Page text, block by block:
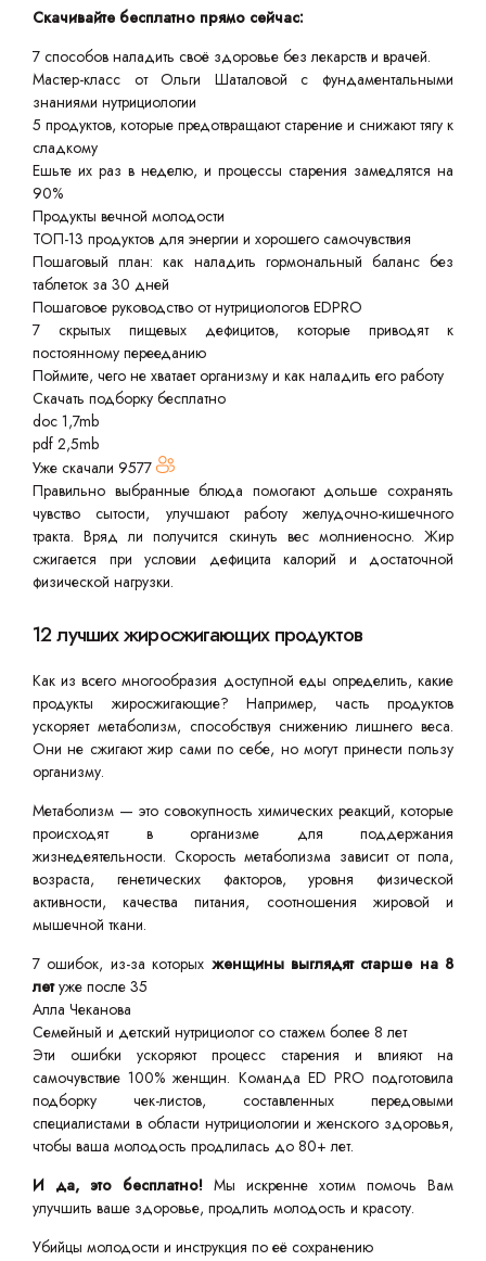
Скачивайте бесплатно прямо сейчас:
7 способов наладить своё здоровье без лекарств и врачей.
Мастер-класс от Ольги Шаталовой с фундаментальными
знаниями нутрициологии
5 продуктов, которые предотвращают старение и снижают тягу к
сладкому
Ешьте их раз в неделю, и процессы старения замедлятся на
90%
Продукты вечной молодости
ТОП-13 продуктов для энергии и хорошего самочувствия
Пошаговый план: как наладить гормональный баланс без
таблеток за 30 дней
Пошаговое руководство от нутрициологов EDPRO
7 скрытых пищевых дефицитов, которые приводят к
постоянному перееданию
Поймите, чего не хватает организму и как наладить его работу
Скачать подборку бесплатно
doc 1,7mb
pdf 2,5mb
Уже скачали 9577
Правильно выбранные блюда помогают дольше сохранять
чувство сытости, улучшают работу желудочно-кишечного
тракта. Вряд ли получится скинуть вес молниеносно. Жир
сжигается при условии дефицита калорий и достаточной
физической нагрузки.
12 лучших жиросжигающих продуктов
Как из всего многообразия доступной еды определить, какие
продукты жиросжигающие? Например, часть продуктов
ускоряет метаболизм, способствуя снижению лишнего веса.
Они не сжигают жир сами по себе, но могут принести пользу
организму.
Метаболизм — это совокупность химических реакций, которые
происходят в организме для поддержания
жизнедеятельности. Скорость метаболизма зависит от пола,
возраста, генетических факторов, уровня физической
активности, качества питания, соотношения жировой и
мышечной ткани.
7 ошибок, из-за которых женщины выглядят старше на 8
летуже после 35
Алла Чеканова
Семейный и детский нутрициолог со стажем более 8 лет
Эти ошибки ускоряют процесс старения и влияют на
самочувствие 100% женщин. Команда ED PRO подготовила
подборку чек-листов, составленных передовыми
специалистами в области нутрициологии и женского здоровья,
чтобы ваша молодость продлилась до 80+ лет.
И да, это бесплатно! Мы искренне хотим помочь Вам
улучшить ваше здоровье, продлить молодость и красоту.
Убийцы молодости и инструкция по её сохранению